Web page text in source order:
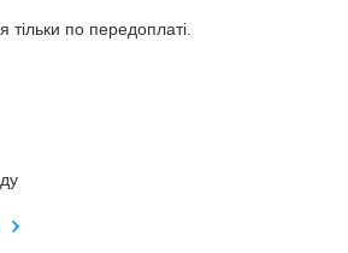
тільки по передоплаті.